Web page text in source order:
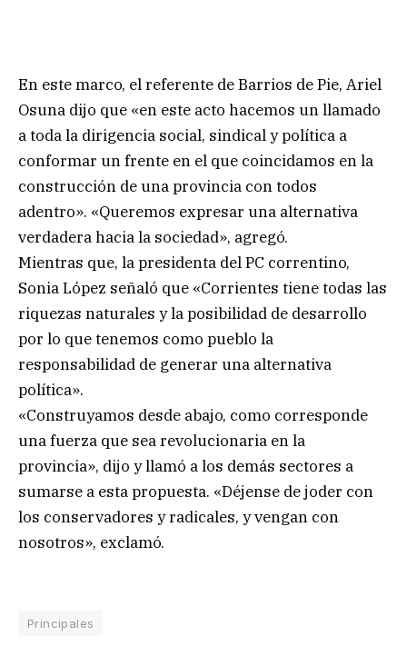
En este marco, el referente de Barrios de Pie, Ariel
Osuna dijo que «en este acto hacemos un llamado
a toda la dirigencia social, sindical y política a
conformar un frente en el que coincidamos en la
construcción de una provincia con todos
adentro». «Queremos expresar una alternativa
verdadera hacia la sociedad», agregó.
Mientras que, la presidenta del PC correntino,
Sonia López señaló que «Corrientes tiene todas las
riquezas naturales y la posibilidad de desarrollo
por lo que tenemos como pueblo la
responsabilidad de generar una alternativa
política».
«Construyamos desde abajo, como corresponde
una fuerza que sea revolucionaria en la
provincia», dijo y llamó a los demás sectores a
sumarse a esta propuesta. «Déjense de joder con
los conservadores y radicales, y vengan con
nosotros», exclamó.
Principales